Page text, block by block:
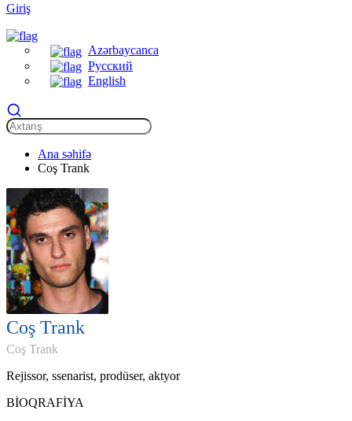
Giriş
Azərbaycanca
Русский
English
Ana səhifə
Coş Trank
Coş Trank
Coş Trank
Rejissor, ssenarist, prodüser, aktyor
BİOQRAFİYA